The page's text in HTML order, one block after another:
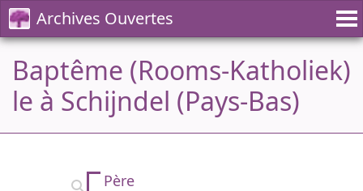
Archives Ouvertes
Baptême (Rooms-Katholiek)
le à Schijndel (Pays-Bas)
Père